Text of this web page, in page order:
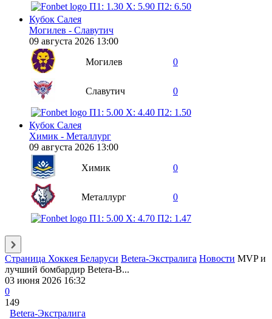
П1: 1.30 X: 5.90 П2: 6.50
Кубок Салея
Могилев - Славутич
09 августа 2026 13:00
Могилев
0
Славутич 0
П1: 5.00 X: 4.40 П2: 1.50
Кубок Салея
Химик - Металлург
09 августа 2026 13:00
Химик
0
Металлург 0
П1: 5.00 X: 4.70 П2: 1.47
Страница Хоккея Беларуси Betera-Экстралига Новости MVP и
лучший бомбардир Betera-В...
03 июня 2026 16:32
0
149
Betera-Экстралига